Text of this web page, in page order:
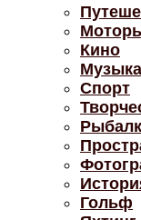
Кино
Музыка
Спорт
Гольф